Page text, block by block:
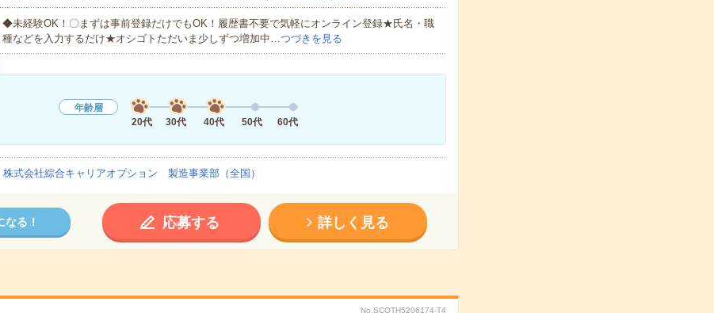
◆未経験OK！〇まずは事前登録だけでもOK！履歴書不要で気軽にオンライン登録★氏名・職
種などを入力するだけ★オシゴトただいま少しずつ増加中…つづきを見る
年齢層
20代
30代 40代 50代 60代
株式会社綜合キャリアオプション 製造事業部（全国）
なる！ 応募する 詳しく見る
No.SCOTH5206174-T4